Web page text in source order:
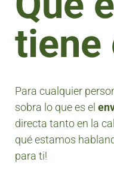
tiene
Para cualquier
sobra lo que es el
directa tanto en la
qué estamos
para ti!